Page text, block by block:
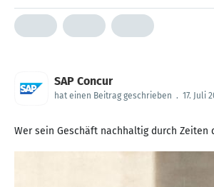
SAP Concur
hat einen Beitrag geschrieben . 17. Juli
Wer sein Geschäft nachhaltig durch